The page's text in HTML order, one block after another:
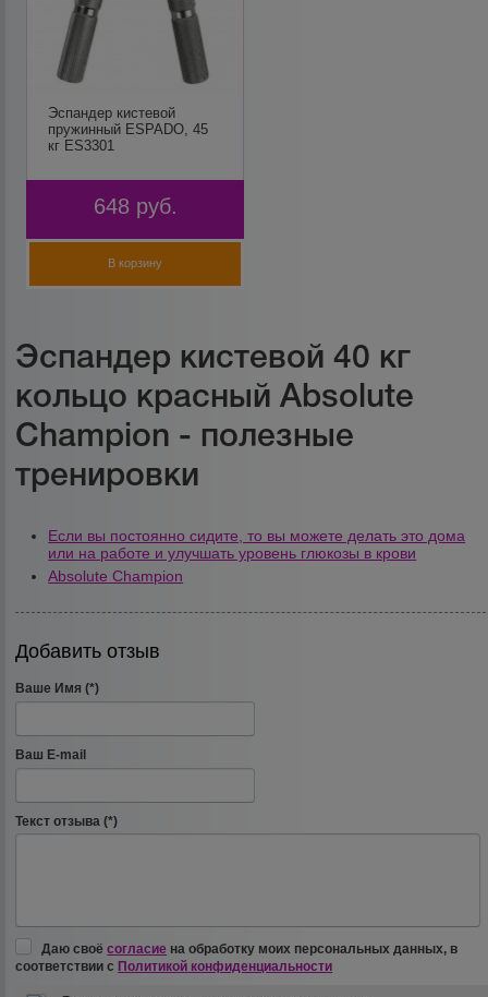
Эспандер кистевой
пружинный ESPADO, 45
кг ES3301
648 руб.
В корзину
Эспандер кистевой 40 кг
кольцо красный Absolute
Champion - полезные
тренировки
Если вы постоянно сидите, то вы можете делать это дома
или на работе и улучшать уровень глюкозы в крови
Absolute Champion
Добавить отзыв
Ваше Имя (*)
Ваш E-mail
Текст отзыва (*)
Даю своёсогласие на обработку моих персональных данных, в
соответствии с Политикой конфиденциальности